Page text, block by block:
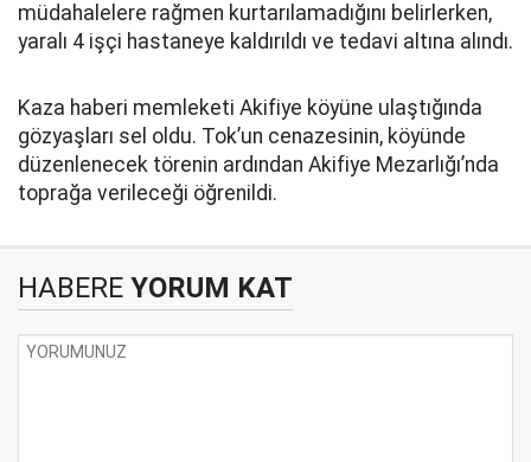
müdahalelere rağmen kurtarılamadığını belirlerken,
yaralı 4 işçi hastaneye kaldırıldı ve tedavi altına alındı.
Kaza haberi memleketi Akifiye köyüne ulaştığında
gözyaşları sel oldu. Tok’un cenazesinin, köyünde
düzenlenecek törenin ardından Akifiye Mezarlığı’nda
toprağa verileceği öğrenildi.
HABERE YORUM KAT